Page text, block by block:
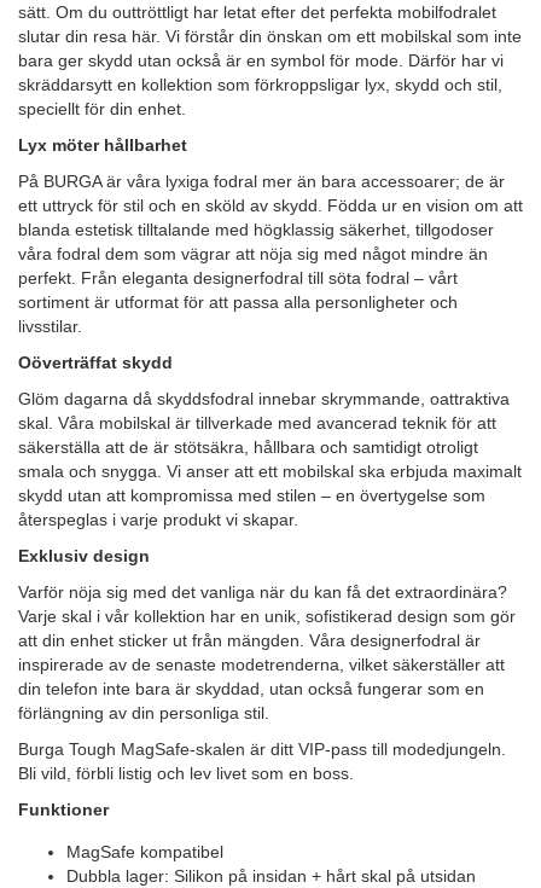
sätt. Om du outtröttligt har letat efter det perfekta mobilfodralet
slutar din resa här. Vi förstår din önskan om ett mobilskal som inte
bara ger skydd utan också är en symbol för mode. Därför har vi
skräddarsytt en kollektion som förkroppsligar lyx, skydd och stil,
speciellt för din enhet.
Lyx möter hållbarhet
På BURGA är våra lyxiga fodral mer än bara accessoarer; de är
ett uttryck för stil och en sköld av skydd. Födda ur en vision om att
blanda estetisk tilltalande med högklassig säkerhet, tillgodoser
våra fodral dem som vägrar att nöja sig med något mindre än
perfekt. Från eleganta designerfodral till söta fodral – vårt
sortiment är utformat för att passa alla personligheter och
livsstilar.
Oöverträffat skydd
Glöm dagarna då skyddsfodral innebar skrymmande, oattraktiva
skal. Våra mobilskal är tillverkade med avancerad teknik för att
säkerställa att de är stötsäkra, hållbara och samtidigt otroligt
smala och snygga. Vi anser att ett mobilskal ska erbjuda maximalt
skydd utan att kompromissa med stilen – en övertygelse som
återspeglas i varje produkt vi skapar.
Exklusiv design
Varför nöja sig med det vanliga när du kan få det extraordinära?
Varje skal i vår kollektion har en unik, sofistikerad design som gör
att din enhet sticker ut från mängden. Våra designerfodral är
inspirerade av de senaste modetrenderna, vilket säkerställer att
din telefon inte bara är skyddad, utan också fungerar som en
förlängning av din personliga stil.
Burga Tough MagSafe-skalen är ditt VIP-pass till modedjungeln.
Bli vild, förbli listig och lev livet som en boss.
Funktioner
MagSafe kompatibel
Dubbla lager: Silikon på insidan + hårt skal på utsidan